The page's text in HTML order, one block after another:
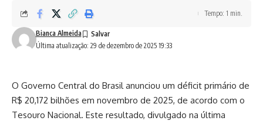
Última atualização: 29 de dezembro de 2025 19:33
Bianca Almeida
Tempo: 1 min.
O Governo Central do Brasil anunciou um déficit primário de
R$ 20,172 bilhões em novembro de 2025, de acordo com o
Tesouro Nacional. Este resultado, divulgado na última